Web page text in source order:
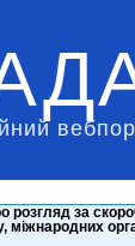
розгляд за